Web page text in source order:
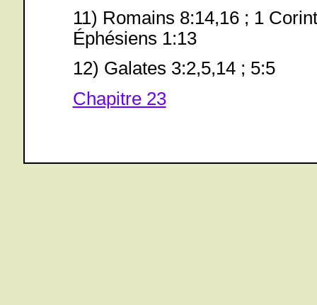
11) Romains 8:14,16 ; 1
Éphésiens 1:13
12) Galates 3:2,5,14 ; 5:5
Chapitre 23